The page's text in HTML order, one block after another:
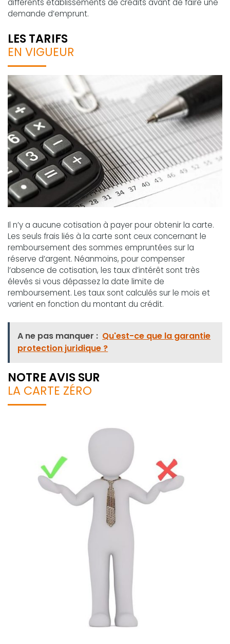
différents établissements de crédits avant de faire une
demande d’emprunt.
LES TARIFS
EN VIGUEUR
Il n’y a aucune cotisation à payer pour obtenir la carte.
Les seuls frais liés à la carte sont ceux concernant le
remboursement des sommes empruntées sur la
réserve d’argent. Néanmoins, pour compenser
l’absence de cotisation, les taux d’intérêt sont très
élevés si vous dépassez la date limite de
remboursement. Les taux sont calculés sur le mois et
varient en fonction du montant du crédit.
A ne pas manquer : Qu'est-ce que la garantie
protection juridique ?
NOTRE AVIS SUR
LA CARTE ZÉRO